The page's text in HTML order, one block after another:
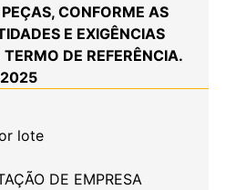
CONFORME AS
E EXIGÊNCIAS
DE REFERÊNCIA.
lote
DE EMPRESA